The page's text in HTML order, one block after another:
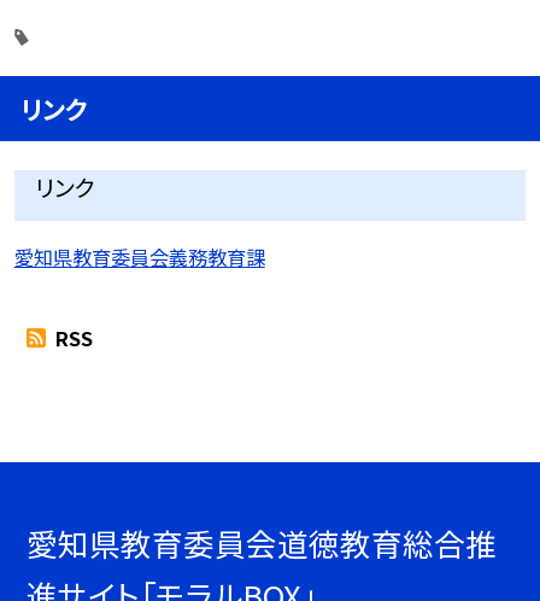
リンク
リンク
愛知県教育委員会義務教育課
RSS
愛知県教育委員会道徳教育総合推